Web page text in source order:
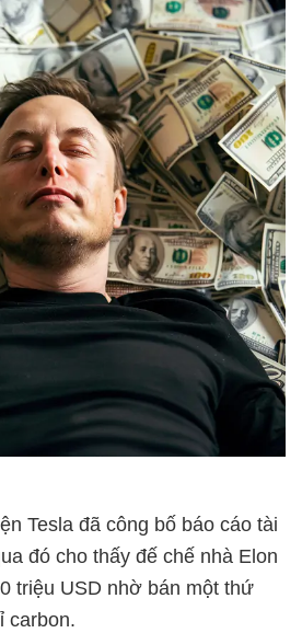
Tesla đã công bố báo cáo tài
đó cho thấy đế chế nhà Elon
triệu USD nhờ bán một thứ
carbon.